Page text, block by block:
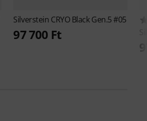
Silverstein CRYO Black Gen.5 #05
97 700 Ft